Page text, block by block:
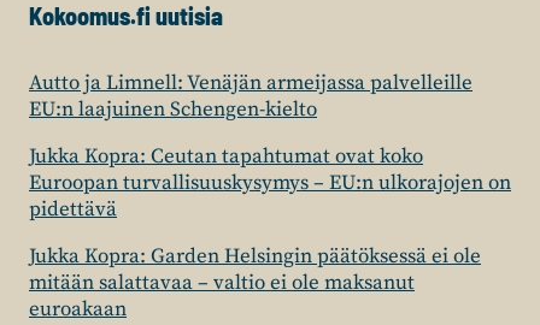
Kokoomus.fi uutisia
Autto ja Limnell: Venäjän armeijassa palvelleille
EU:n laajuinen Schengen-kielto
Jukka Kopra: Ceutan tapahtumat ovat koko
Euroopan turvallisuuskysymys – EU:n ulkorajojen on
pidettävä
Jukka Kopra: Garden Helsingin päätöksessä ei ole
mitään salattavaa – valtio ei ole maksanut
euroakaan